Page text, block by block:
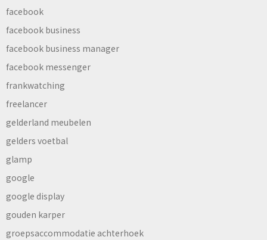
facebook
facebook business
facebook business manager
facebook messenger
frankwatching
freelancer
gelderland meubelen
gelders voetbal
glamp
google
google display
gouden karper
groepsaccommodatie achterhoek